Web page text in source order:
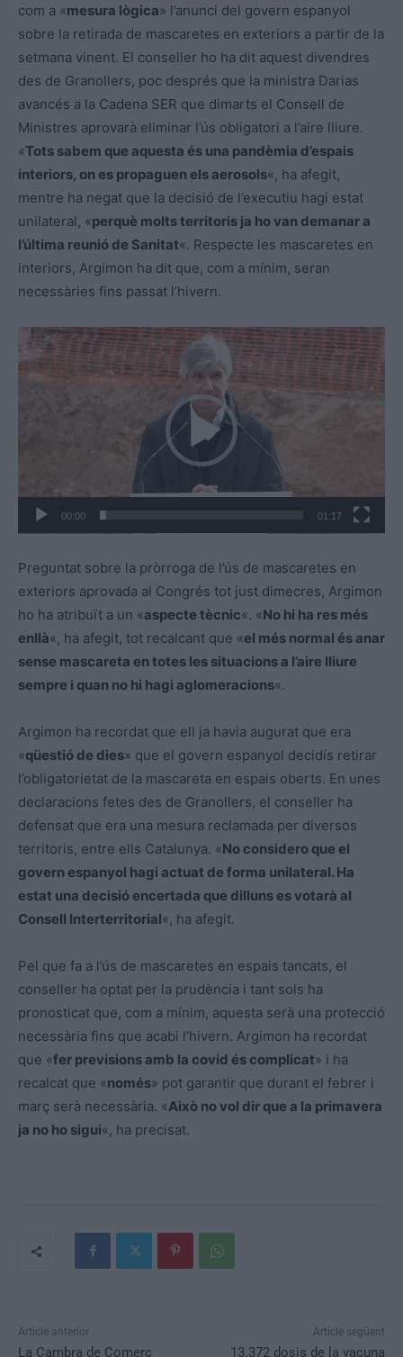
com a «mesura lògica» l’anunci del govern espanyol
sobre la retirada de mascaretes en exteriors a partir de la
setmana vinent. El conseller ho ha dit aquest divendres
des de Granollers, poc després que la ministra Darias
avancés a la Cadena SER que dimarts el Consell de
Ministres aprovarà eliminar l’ús obligatori a l’aire lliure.
«Tots sabem que aquesta és una pandèmia d’espais
interiors, on es propaguen els aerosols«, ha afegit,
mentre ha negat que la decisió de l’executiu hagi estat
unilateral, «perquè molts territoris ja ho van demanar a
l’última reunió de Sanitat«. Respecte les mascaretes en
interiors, Argimon ha dit que, com a mínim, seran
necessàries fins passat l’hivern.
e
c
r
d
e
v
í
d
o
00:00 01:17
Preguntat sobre la pròrroga de l’ús de mascaretes en
exteriors aprovada al Congrés tot just dimecres, Argimon
ho ha atribuït a un «aspecte tècnic«. «No hi ha res més
enllà«, ha afegit, tot recalcant que «el més normal és anar
sense mascareta en totes les situacions a l’aire lliure
sempre i quan no hi hagi aglomeracions«.
Argimon ha recordat que ell ja havia augurat que era
«qüestió de dies» que el govern espanyol decidís retirar
l’obligatorietat de la mascareta en espais oberts. En unes
declaracions fetes des de Granollers, el conseller ha
defensat que era una mesura reclamada per diversos
territoris, entre ells Catalunya. «No considero que el
govern espanyol hagi actuat de forma unilateral. Ha
estat una decisió encertada que dilluns es votarà al
Consell Interterritorial«, ha afegit.
Pel que fa a l’ús de mascaretes en espais tancats, el
conseller ha optat per la prudència i tant sols ha
pronosticat que, com a mínim, aquesta serà una protecció
necessària fins que acabi l’hivern. Argimon ha recordat
que «fer previsions amb la covid és complicat» i ha
recalcat que «només» pot garantir que durant el febrer i
març serà necessària. «Això no vol dir que a la primavera
ja no ho sigui«, ha precisat.
Article anterior
La Cambra de Comerç
Article següent
13.372 dosis de la vacuna